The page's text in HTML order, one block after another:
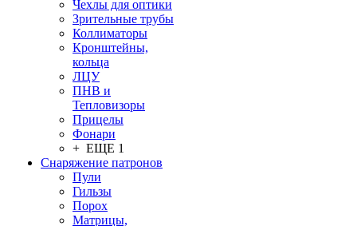
Чехлы для оптики
Зрительные трубы
Коллиматоры
Кронштейны,
кольца
ЛЦУ
ПНВ и
Тепловизоры
Прицелы
Фонари
+ ЕЩЕ 1
Снаряжение патронов
Пули
Гильзы
Порох
Матрицы,